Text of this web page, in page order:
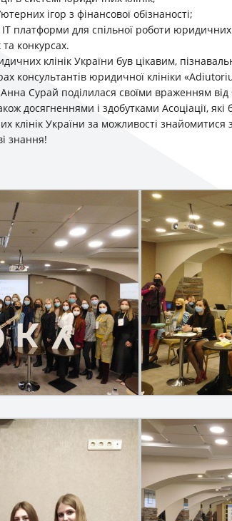
ігор з фінансової обізнаності;
платформи для спільної роботи юридичних
конкурсах.
клінік України був цікавим,
консультантів юридичної клініки
Анна Сурай поділилася своїми враженням
досягненнями і здобутками Асоціації, які
клінік України за можливості
знання!